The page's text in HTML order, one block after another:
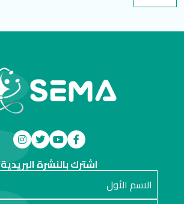
اشترك بالنشرة البريدية